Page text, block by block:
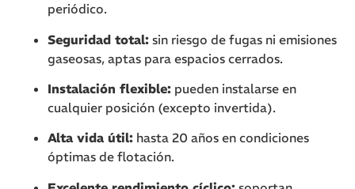
periódico.
Seguridad total: sin riesgo de fugas ni emisiones
gaseosas, aptas para espacios cerrados.
Instalación flexible: pueden instalarse en
cualquier posición (excepto invertida).
Alta vida útil: hasta 20 años en condiciones
óptimas de flotación.